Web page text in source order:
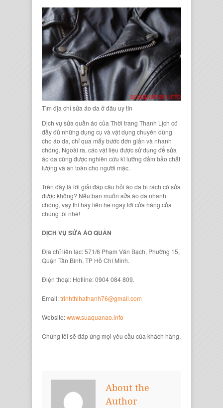
Tìm địa chỉ sửa áo da ở đâu uy tín
Dịch vụ sửa quần áo của Thời trang Thanh Lịch có
đầy đủ những dụng cụ và vật dụng chuyên dùng
cho áo da, chỉ qua mấy bước đơn giản và nhanh
chóng. Ngoài ra, các vật liệu được sử dụng để sửa
áo da cũng được nghiên cứu kĩ lưỡng đảm bảo chất
lượng và an toàn cho người mặc.
Trên đây là lời giải đáp câu hỏi áo da bị rách có sửa
được không? Nếu bạn muốn sửa áo da nhanh
chóng, vậy thì hãy liên hệ ngay tới cửa hàng của
chúng tôi nhé!
DỊCH VỤ SỬA ÁO QUẦN
Địa chỉ liên lạc: 571/6 Phạm Văn Bạch, Phường 15,
Quận Tân Bình, TP Hồ Chí Minh.
Điện thoại: Hotline: 0904 084 809.
Email:trinhthihathanh76@gmail.com
Website:www.suaquanao.info
Chúng tôi sẽ đáp ứng mọi yêu cầu của khách hàng.
About the
Author